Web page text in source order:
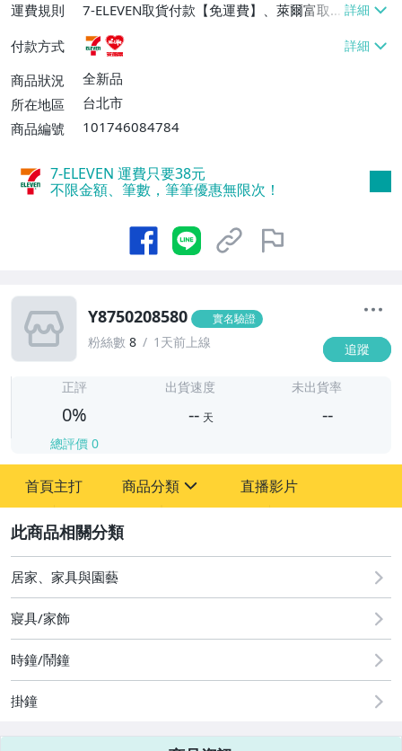
運費規則
7-ELEVEN取貨付款【免運費】、萊爾富取
貨付款【免運費】
付款方式
商品狀況
全新品
所在地區
台北市
商品編號
101746084784
7-ELEVEN 運費只要38元
不限金額、筆數，筆筆優惠無限次！
Y8750208580 實名驗證
粉絲數 8 1天前上線 追蹤
正評
0%
總評價 0
出貨速度
-- 天
未出貨率
--
首頁主打 商品分類
圖書/影音/文具
古董、藝術與礦石
手機、配件與通訊
美容保養與彩妝
電腦、平板與周邊
直播影片
居家、家具與園藝
寢具/家飾
時鐘/鬧鐘
掛鐘